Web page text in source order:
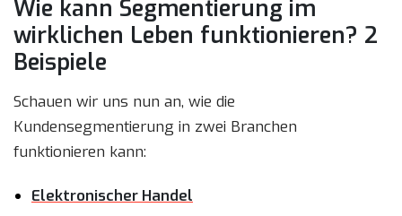
Wie kann Segmentierung im
wirklichen Leben funktionieren? 2
Beispiele
Schauen wir uns nun an, wie die
Kundensegmentierung in zwei Branchen
funktionieren kann:
Elektronischer Handel